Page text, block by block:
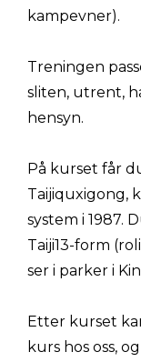
kampevner).
Treningen
sliten, utrent,
hensyn.
På kurset får
Taijiquxigong,
system i 1987.
Taiji13-form
ser i parker i
Etter kurset
kurs hos oss,